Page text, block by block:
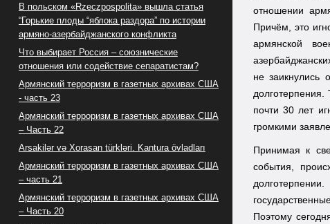
отношении
Причём, это
армянской
не заикнулись
почти 30 лет
громкими
Принимая к
события,
Поэтому
В польском «Rzeczpospolita» вышла статья
“Горькие плоды “яблока раздора” по истории
армяно-азербайджанского конфликта
Что выбирает Россия – союзнические
отношения или содействие сепаратистам?
Армянский терроризм в газетных архивах США
- часть 23
Армянский терроризм в газетных архивах США
– Часть 22
Arsakilər və Xorasan türkləri. Kantura övladları
Армянский терроризм в газетных архивах США
– часть 21
Армянский терроризм в газетных архивах США
– Часть 20